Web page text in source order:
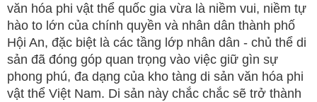
văn hóa phi vật thể quốc gia vừa là niềm vui, niềm tự
hào to lớn của chính quyền và nhân dân thành phố
Hội An, đặc biệt là các tầng lớp nhân dân - chủ thể di
sản đã đóng góp quan trọng vào việc giữ gìn sự
phong phú, đa dạng của kho tàng di sản văn hóa phi
vật thể Việt Nam. Di sản này chắc chắc sẽ trở thành